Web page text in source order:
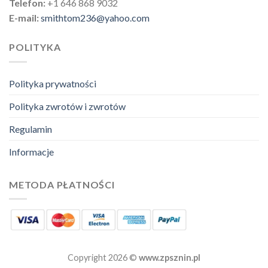
Telefon: +1 646 868 9032
E-mail:smithtom236@yahoo.com
POLITYKA
Polityka prywatności
Polityka zwrotów i zwrotów
Regulamin
Informacje
METODA PŁATNOŚCI
Copyright 2026 © www.zpsznin.pl